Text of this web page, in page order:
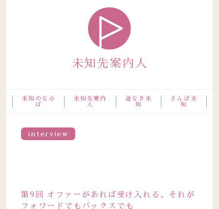
未知先案内人
未知のなか
ば
未知先案内
人
道なき未
知
さんぽ未
知
interview
第9回 オファーがあれば受け入れる。それが
フォワードでもバックスでも